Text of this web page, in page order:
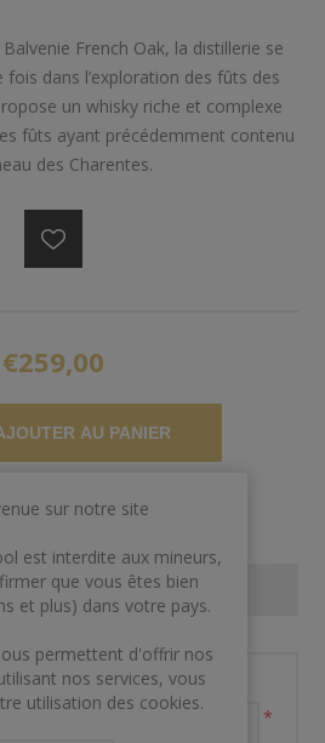
French Oak, la distillerie se
dans l’exploration des fûts des
un whisky riche et complexe
fûts ayant précédemment contenu
des Charentes.
€259,00
AU PANIER
US
et prénom
*
sur notre site
est interdite aux mineurs,
que vous êtes bien
et plus) dans votre pays.
permettent d'offrir nos
nos services, vous
utilisation des cookies.